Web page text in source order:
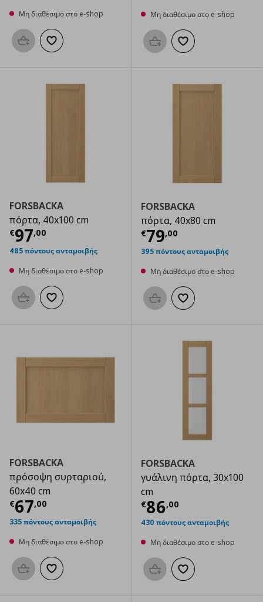
Μη διαθέσιμο στο e-shop
Προσθήκη στο καλάθι
Προσθήκη στα αγαπημένα
Μη διαθέσιμο στο e-shop
Προσθήκη στο καλάθι
Προσθήκη στα
FORSBACKA
πόρτα, 40x100 cm
€97,00
Τρέχουσα τιμή € 97,00
485 πόντους ανταμοιβής
Μη διαθέσιμο στο e-shop
Προσθήκη στο καλάθι
Προσθήκη στα αγαπημένα
FORSBACKA
πόρτα, 40x80 cm
€79,00
Τρέχουσα
395 πόντους ανταμοιβής
Μη διαθέσιμο στο e-shop
Προσθήκη στο καλάθι
Προσθήκη στα
FORSBACKA
πρόσοψη συρταριού,
60x40 cm
€67,00
Τρέχουσα τιμή € 67,00
335 πόντους ανταμοιβής
Μη διαθέσιμο στο e-shop
Προσθήκη στο καλάθι
Προσθήκη στα αγαπημένα
FORSBACKA
γυάλινη πόρτα, 30x100
cm
€86,00
Τρέχουσα
430 πόντους ανταμοιβής
Μη διαθέσιμο στο e-shop
Προσθήκη στο καλάθι
Προσθήκη στα